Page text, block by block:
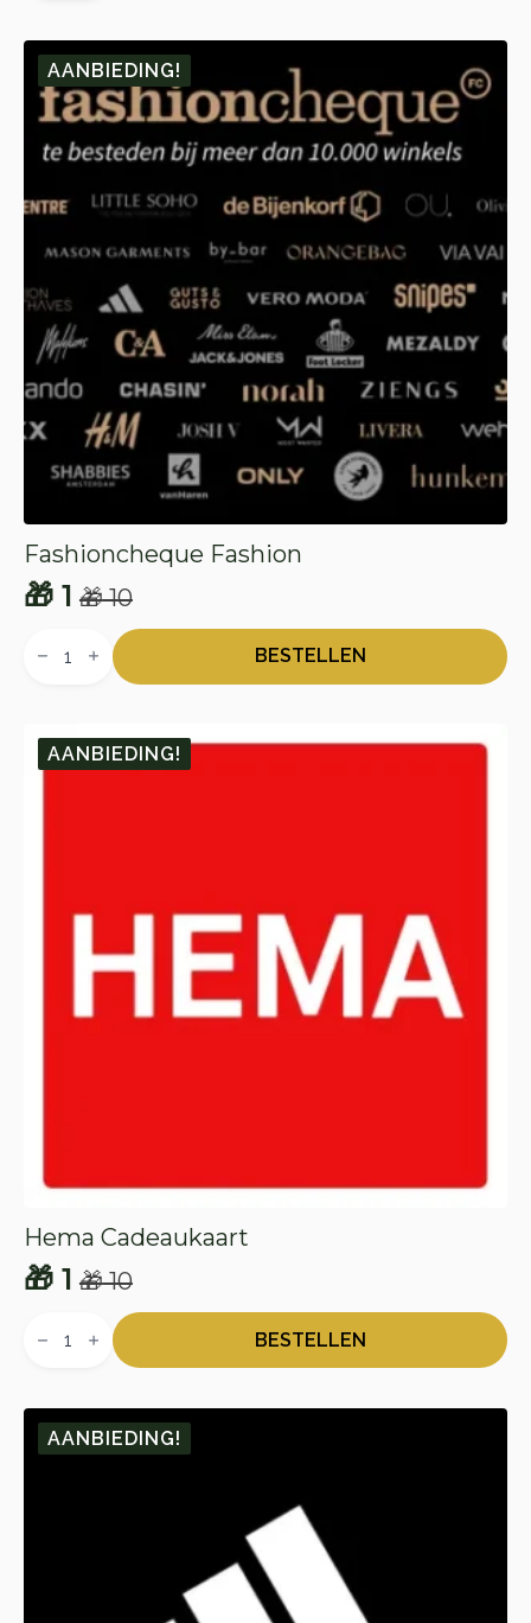
🎁 10.
🎁 1.
AANBIEDING!
Fashioncheque Fashion
🎁10
Oorspronkelijke
prijs
🎁 1
Huidige
prijs
Fashioncheque
Fashion
BESTELLEN
AANBIEDING!
Hema Cadeaukaart
🎁10
Oorspronkelijke
prijs
🎁 10.
🎁 1
Huidige
prijs
🎁 1.
Cadeaukaart
BESTELLEN
AANBIEDING!